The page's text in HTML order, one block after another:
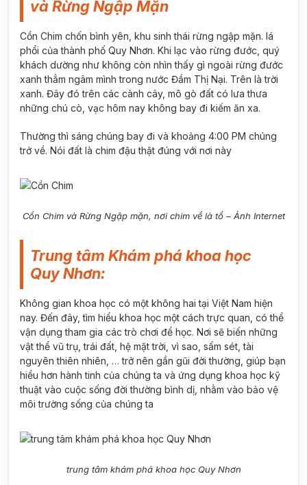
và Rừng Ngập Mặn
Cồn Chim chốn bình yên, khu sinh thái rừng ngập mặn. lá
phổi của thành phố Quy Nhơn. Khi lạc vào rừng đước, quý
khách dường như không còn nhìn thấy gì ngoài rừng đước
xanh thẳm ngâm mình trong nước Đầm Thị Nại. Trên là trời
xanh. Đây đó trên các cành cây, mô gò đất có lưa thưa
những chú cò, vạc hôm nay không bay đi kiếm ăn xa.
Thường thì sáng chúng bay đi và khoảng 4:00 PM chúng
trở về. Nói đất là chim đậu thật đúng với nơi này
Cồn Chim và Rừng Ngập mặn, nơi chim về là tổ – Ảnh Internet
Trung tâm Khám phá khoa học
Quy Nhơn:
Không gian khoa học có một không hai tại Việt Nam hiện
nay. Đến đây, tìm hiểu khoa học một cách trực quan, có thể
vận dụng tham gia các trò chơi để học. Nơi sẽ biến những
vật thể vũ trụ, trái đất, hệ mặt trời, vì sao, sấm sét, tài
nguyên thiên nhiên, … trở nên gần gũi đời thường, giúp bạn
hiểu hơn hành tinh của chúng ta và ứng dụng khoa học kỹ
thuật vào cuộc sống đời thường bình dị, nhằm vào bảo vệ
môi trường sống của chúng ta
trung tâm khám phá khoa học Quy Nhơn